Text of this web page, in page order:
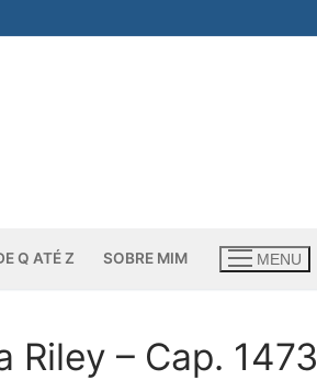
Q ATÉ Z SOBRE MIM MENU
– Cap. 1473